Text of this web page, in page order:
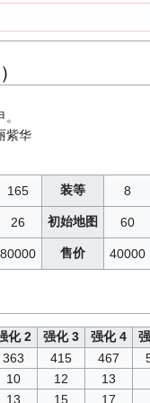
紫华
165 装等 8
26 初始地图 60
80000 售价 40000
化 2 强化 3 强化 4
363 415 467
10 12 13
13 15 17